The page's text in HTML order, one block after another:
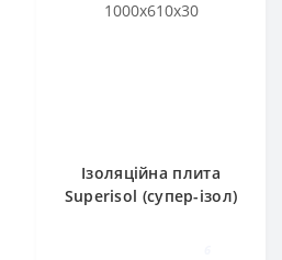
Ізоляційна плита
Superisol (супер-ізол)